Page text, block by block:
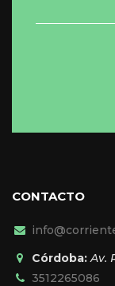
CONTACTO
Córdoba:Av.
3512265086